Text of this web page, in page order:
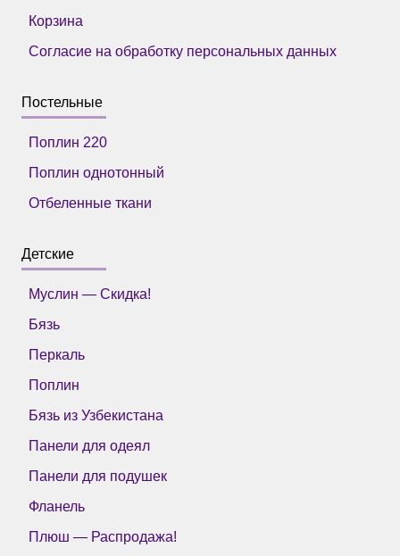
Корзина
Согласие на обработку персональных данных
Постельные
Поплин 220
Поплин однотонный
Отбеленные ткани
Детские
Муслин — Скидка!
Бязь
Перкаль
Поплин
Бязь из Узбекистана
Панели для одеял
Панели для подушек
Фланель
Плюш — Распродажа!